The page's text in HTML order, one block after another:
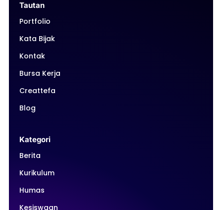
Tautan
Portfolio
Kata Bijak
Kontak
Bursa Kerja
Creattefa
Blog
Kategori
Berita
Kurikulum
Humas
Kesiswaan